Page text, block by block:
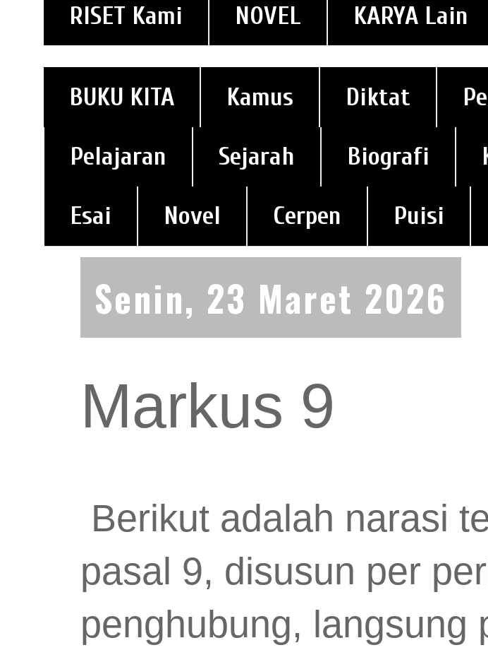
RISET Kami NOVEL KARYA Lain
BUKU KITA Kamus Diktat
Pelajaran Sejarah Biografi
Esai Novel Cerpen Puisi
Senin, 23 Maret 2026
Markus 9
Berikut adalah narasi
pasal 9, disusun per
penghubung, langsung